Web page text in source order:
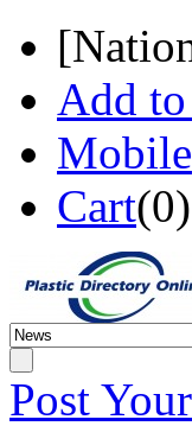
[
Add
Mobile
Cart(0)
Post